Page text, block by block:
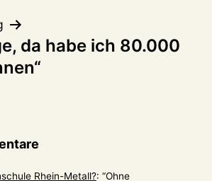
da habe ich 80.000
Rhein-Metall?: “Ohne